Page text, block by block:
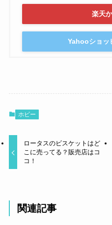
楽天
Yahooショッ
ホビー
ロータスのビスケットはど
こに売ってる？販売店はコ
コ！
関連記事